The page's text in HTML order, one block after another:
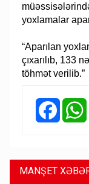
yoxlamalar
“Aparılan
çıxarılıb, 133
töhmət verilib.”
MANŞET